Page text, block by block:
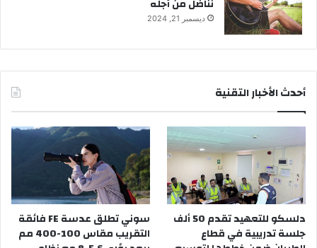
نناضل من أجله
ديسمبر 21, 2024
أحدث الأخبار التقنية
دلسكو للتعهيد تقدم 50 ألف
جلسة تدريبية في قطاع
سوني تطلق عدسة FE فائقة
التقريب مقاس 100-400 مم